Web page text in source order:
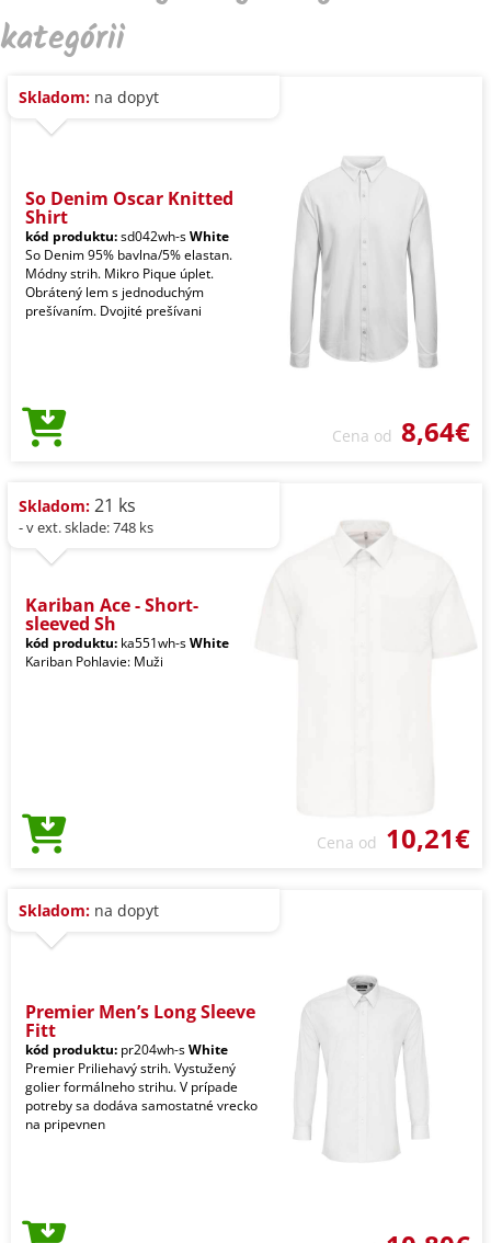
kategórii
Skladom: na dopyt
So Denim Oscar Knitted
Shirt
kód produktu:sd042wh-sWhite
So Denim 95% bavlna/5% elastan.
Módny strih. Mikro Pique úplet.
Obrátený lem s jednoduchým
prešívaním. Dvojité prešívani
Cena od 8,64€
Skladom: 21 ks
- v ext. sklade: 748 ks
Kariban Ace - Short-
sleeved Sh
kód produktu: ka551wh-sWhite
Kariban Pohlavie: Muži
Cena od 10,21€
Skladom: na dopyt
Premier Men’s Long Sleeve
Fitt
kód produktu: pr204wh-sWhite
Premier Priliehavý strih. Vystužený
golier formálneho strihu. V prípade
potreby sa dodáva samostatné vrecko
na pripevnen